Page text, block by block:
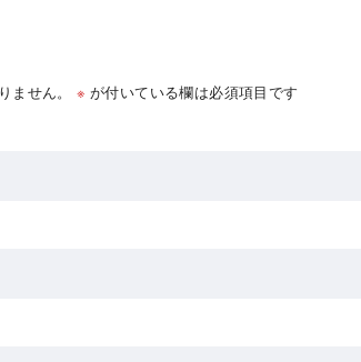
せん。 ※ が付いている欄は必須項目です